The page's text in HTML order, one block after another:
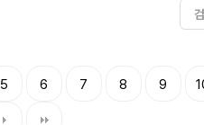
5 6 7 8 9